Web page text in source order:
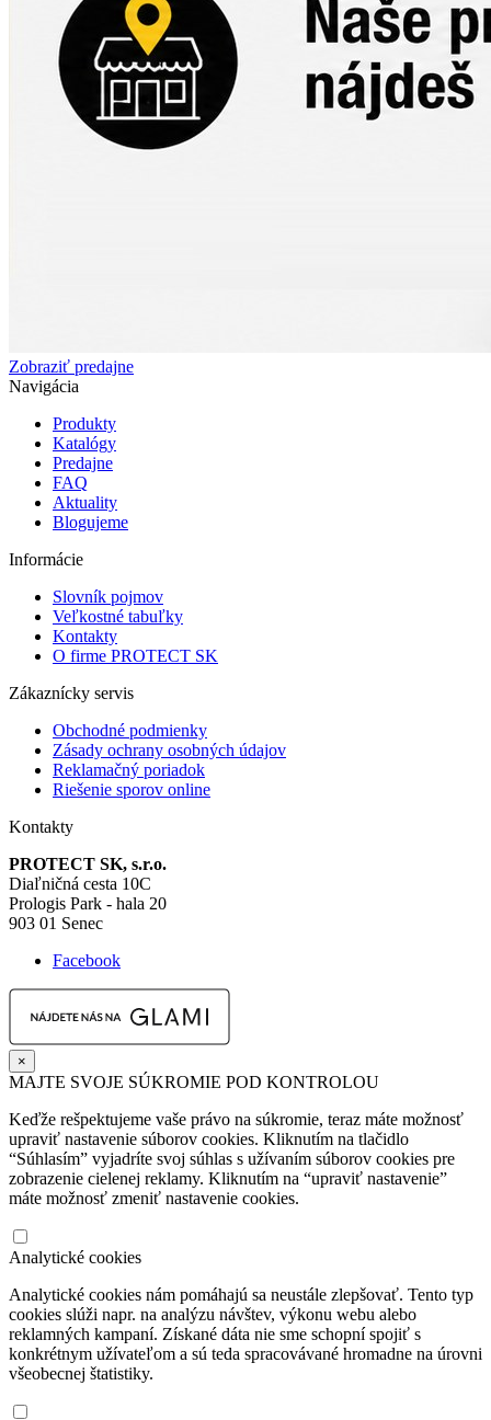
Zobraziť predajne
Navigácia
Produkty
Katalógy
Predajne
FAQ
Aktuality
Blogujeme
Informácie
Slovník pojmov
Veľkostné tabuľky
Kontakty
O firme PROTECT SK
Zákaznícky servis
Obchodné podmienky
Zásady ochrany osobných údajov
Reklamačný poriadok
Riešenie sporov online
Kontakty
PROTECT SK, s.r.o.
Diaľničná cesta 10C
Prologis Park - hala 20
903 01 Senec
Facebook
×
MAJTE SVOJE SÚKROMIE POD KONTROLOU
Keďže rešpektujeme vaše právo na súkromie, teraz máte možnosť
upraviť nastavenie súborov cookies. Kliknutím na tlačidlo
“Súhlasím” vyjadríte svoj súhlas s užívaním súborov cookies pre
zobrazenie cielenej reklamy. Kliknutím na “upraviť nastavenie”
máte možnosť zmeniť nastavenie cookies.
Analytické cookies
Analytické cookies nám pomáhajú sa neustále zlepšovať. Tento typ
cookies slúži napr. na analýzu návštev, výkonu webu alebo
reklamných kampaní. Získané dáta nie sme schopní spojiť s
konkrétnym užívateľom a sú teda spracovávané hromadne na úrovni
všeobecnej štatistiky.